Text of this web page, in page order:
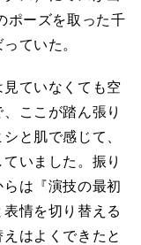
ポーズを取った千
ていた。
見ていなくても空
ここが踏ん張り
と肌で感じて、
いました。振り
は『演技の最初
情を切り替える
はよくできたと